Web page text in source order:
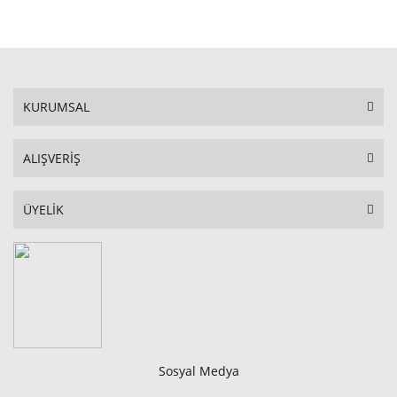
KURUMSAL
ALIŞVERİŞ
ÜYELİK
Sosyal Medya